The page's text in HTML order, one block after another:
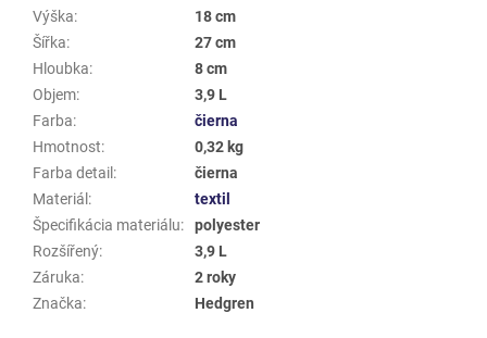
Výška:
18 cm
Šířka:
27 cm
Hloubka:
8 cm
Objem:
3,9 L
Farba:
čierna
Hmotnost:
0,32 kg
Farba detail :
čierna
Materiál :
textil
Špecifikácia materiálu:
polyester
Rozšířený:
3,9 L
Záruka:
2 roky
Značka: Hedgren